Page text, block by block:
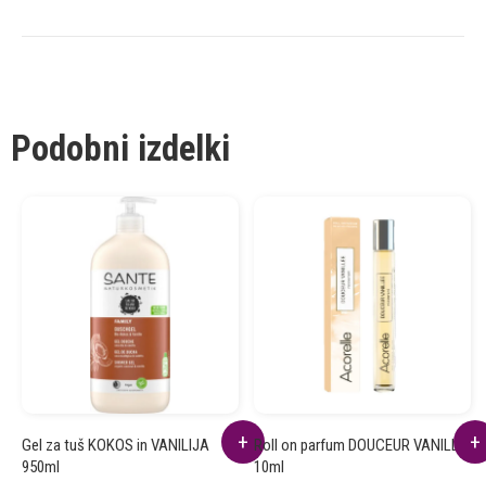
Podobni izdelki
Gel za tuš KOKOS in VANILIJA
950ml
Roll on parfum DOUCEUR VANILLÉE
10ml